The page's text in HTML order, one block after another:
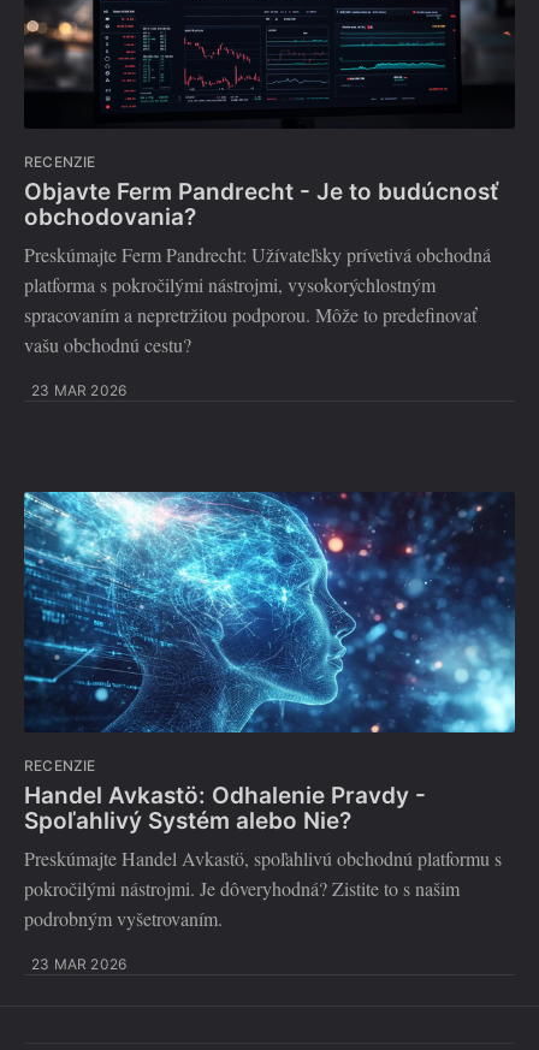
RECENZIE
Objavte Ferm Pandrecht - Je to budúcnosť
obchodovania?
Preskúmajte Ferm Pandrecht: Užívateľsky prívetivá obchodná
platforma s pokročilými nástrojmi, vysokorýchlostným
spracovaním a nepretržitou podporou. Môže to predefinovať
vašu obchodnú cestu?
23 MAR 2026
RECENZIE
Handel Avkastö: Odhalenie Pravdy -
Spoľahlivý Systém alebo Nie?
Preskúmajte Handel Avkastö, spoľahlivú obchodnú platformu s
pokročilými nástrojmi. Je dôveryhodná? Zistite to s našim
podrobným vyšetrovaním.
23 MAR 2026